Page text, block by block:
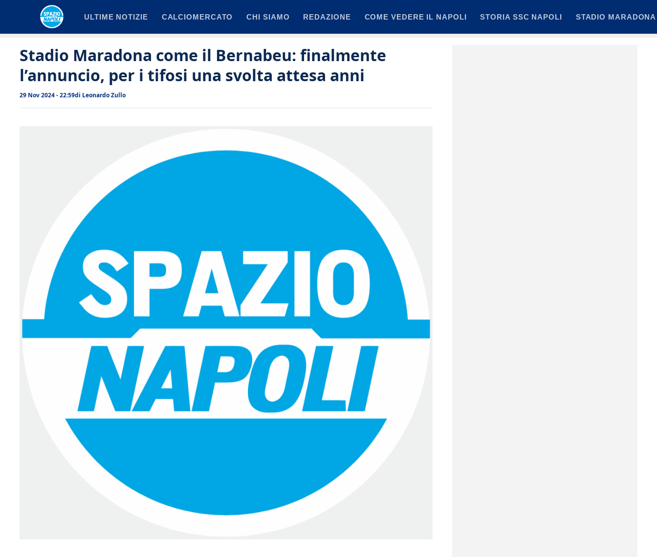
ULTIME NOTIZIE CALCIOMERCATO CHI SIAMO REDAZIONE COME VEDERE IL NAPOLI STORIA SSC NAPOLI STADIO MARADONA
Stadio Maradona come il Bernabeu: finalmente
l’annuncio, per i tifosi una svolta attesa anni
29 Nov 2024 - 22:59di Leonardo Zullo